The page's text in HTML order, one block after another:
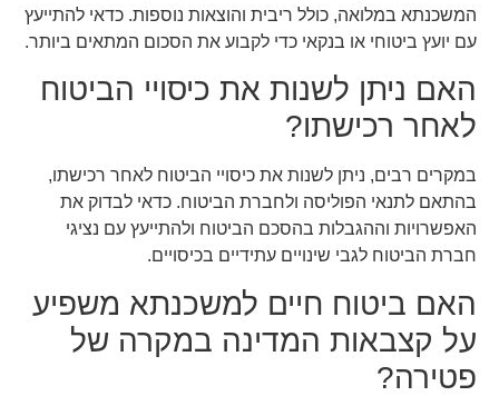
המשכנתא במלואה, כולל ריבית והוצאות נוספות. כדאי להתייעץ
עם יועץ ביטוחי או בנקאי כדי לקבוע את הסכום המתאים ביותר.
האם ניתן לשנות את כיסויי הביטוח
לאחר רכישתו?
במקרים רבים, ניתן לשנות את כיסויי הביטוח לאחר רכישתו,
בהתאם לתנאי הפוליסה ולחברת הביטוח. כדאי לבדוק את
האפשרויות וההגבלות בהסכם הביטוח ולהתייעץ עם נציגי
חברת הביטוח לגבי שינויים עתידיים בכיסויים.
האם ביטוח חיים למשכנתא משפיע
על קצבאות המדינה במקרה של
פטירה?